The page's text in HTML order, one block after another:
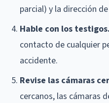
parcial) y la dirección
Hable con los testigos.
contacto de cualquier
accidente.
Revise las cámaras
cercanos, las cámaras